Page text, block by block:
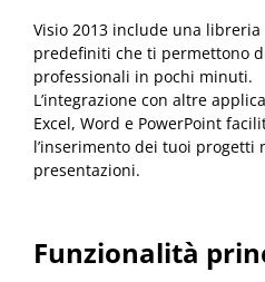
Visio 2013 include una
predefiniti che ti permettono
professionali in pochi minuti.
L’integrazione con altre
Excel, Word e PowerPoint
l’inserimento dei tuoi progetti
presentazioni.
Funzionalità